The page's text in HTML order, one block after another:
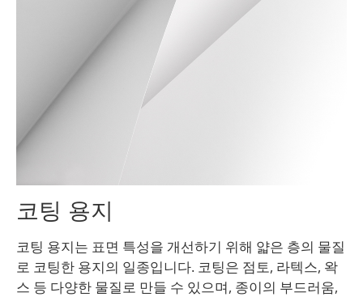
코팅 용지
코팅 용지는 표면 특성을 개선하기 위해 얇은 층의 물질
로 코팅한 용지의 일종입니다. 코팅은 점토, 라텍스, 왁
스 등 다양한 물질로 만들 수 있으며, 종이의 부드러움,